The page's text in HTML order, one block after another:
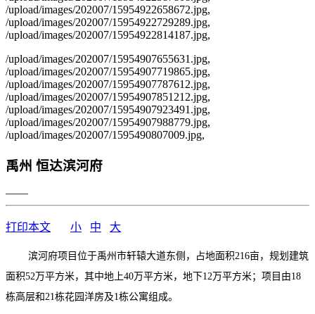
/upload/images/202007/15954922658672.jpg,
/upload/images/202007/15954922729289.jpg,
/upload/images/202007/15954922814187.jpg,
/upload/images/202007/15954907655631.jpg,
/upload/images/202007/15954907719865.jpg,
/upload/images/202007/15954907787612.jpg,
/upload/images/202007/15954907851212.jpg,
/upload/images/202007/15954907923491.jpg,
/upload/images/202007/15954907988779.jpg,
/upload/images/202007/1595490807009.jpg,
禹州 恒达滨河府
——
打印本文 小 中 大
滨河府项目位于禹州市轩辕大道东侧，占地面积216亩，规划建筑
面积52万平方米，其中地上40万平方米，地下12万平方米；项目由18
栋高层和21栋花园洋房及1栋公寓组成。